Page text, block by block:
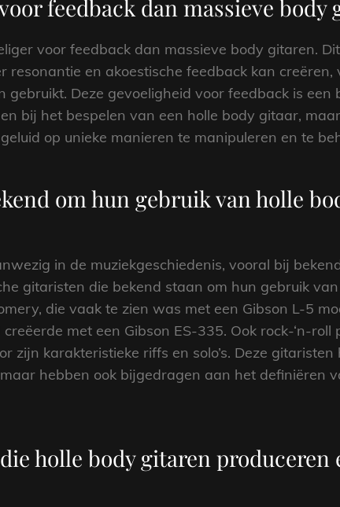
feedback dan massieve body
voor feedback dan massieve body gitaren.
en akoestische feedback kan creëren,
Deze gevoeligheid voor feedback is een
bij het bespelen van een holle body gitaar,
op unieke manieren te manipuleren en te
om hun gebruik van holle
in de muziekgeschiedenis, vooral bij
gitaristen die bekend staan om hun gebruik
die vaak te zien was met een Gibson L-5
met een Gibson ES-335. Ook rock-‘n-roll
zijn karakteristieke riffs en solo’s. Deze
hebben ook bijgedragen aan het definiëren
holle body gitaren produceren